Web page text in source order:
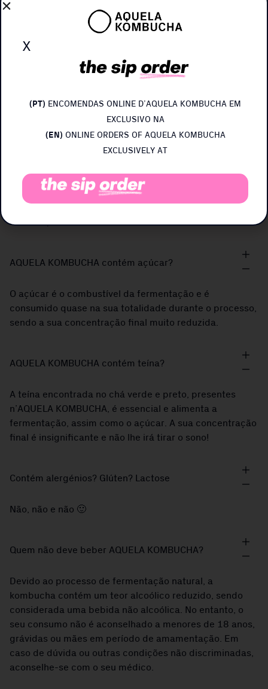
quantidade.
Qual a melhor altura do dia para beber kombucha?
Pode ser consumida em jejum, entre ou durante as refeições. É
processadas. Pode ser adicionada a batidos, cocktails… as
possibilidades são infinitas!
Como conservar e beber AQUELA KOMBUCHA
Aquela Kombucha está viva, contém bactérias e leveduras
sensíveis à temperatura ambiente, pois não é pasteurizada. Por
sabe sempre melhor fresca!
AQUELA KOMBUCHA contém açúcar?
O açúcar é o combustível da fermentação e é
consumido quase na sua totalidade durante o processo,
sendo a sua concentração final muito reduzida.
AQUELA KOMBUCHA contém teína?
A teína encontrada no chá verde e preto, presentes
n’AQUELA KOMBUCHA, é essencial e alimenta a
fermentação, assim como o açúcar. A sua concentração
final é insignificante e não lhe irá tirar o sono!
Contém alergénios? Glúten? Lactose
Não, não e não 🙂
Quem não deve beber AQUELA KOMBUCHA?
Devido ao processo de fermentação natural, a
kombucha contém um teor alcoólico reduzido, sendo
considerada uma bebida não alcoólica. No entanto, o
seu consumo não é aconselhado a menores de 18 anos,
grávidas ou mães em período de amamentação. Em
caso de dúvida ou outras condições não discriminadas,
aconselhe-se com o seu médico.
x
(PT) ENCOMENDAS ONLINE D’AQUELA KOMBUCHA EM
EXCLUSIVO NA
(EN) ONLINE ORDERS OF AQUELA KOMBUCHA
EXCLUSIVELY AT